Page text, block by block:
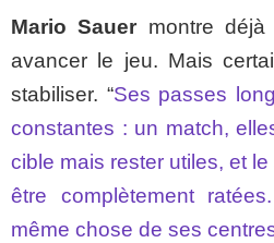
Mario Sauer montre
avancer le jeu. Mais
stabiliser. “Ses passes
constantes : un match,
cible mais rester utiles, et
être complètement
même chose de ses